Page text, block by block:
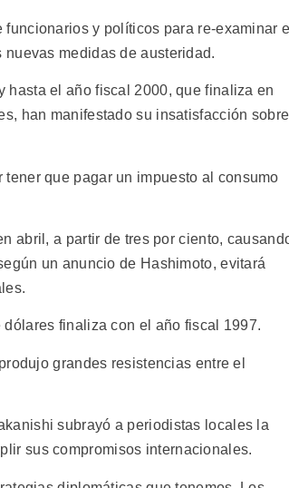
y políticos para re-examinar
medidas de austeridad.
hasta el año fiscal 2000, que finaliza en
han manifestado su insatisfacción sobre
que pagar un impuesto al consumo
abril, a partir de tres por ciento,
un anuncio de Hashimoto, evitará
finaliza con el año fiscal 1997.
grandes resistencias entre el
subrayó a periodistas locales la
sus compromisos internacionales.